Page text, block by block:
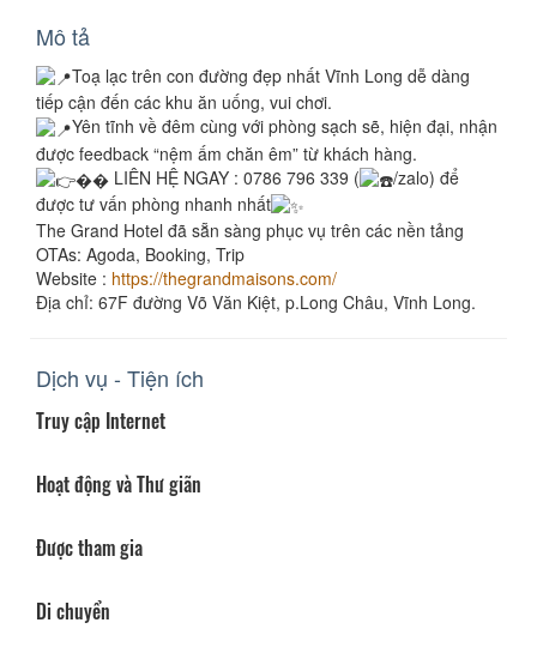
Mô tả
Toạ lạc trên con đường đẹp nhất Vĩnh Long dễ dàng
tiếp cận đến các khu ăn uống, vui chơi.
Yên tĩnh về đêm cùng với phòng sạch sẽ, hiện đại, nhận
được feedback “nệm ấm chăn êm” từ khách hàng.
LIÊN HỆ NGAY : 0786 796 339 (
/zalo) để
được tư vấn phòng nhanh nhất
The Grand Hotel đã sẵn sàng phục vụ trên các nền tảng
OTAs: Agoda, Booking, Trip
Website : https://thegrandmaisons.com/
Địa chỉ: 67F đường Võ Văn Kiệt, p.Long Châu, Vĩnh Long.
Dịch vụ - Tiện ích
Truy cập Internet
Hoạt động và Thư giãn
Được tham gia
Di chuyển